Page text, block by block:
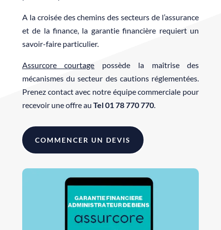
A la croisée des chemins des secteurs de l’assurance
et de la finance, la garantie financière requiert un
savoir-faire particulier.
Assurcore courtage possède la maîtrise des
mécanismes du secteur des cautions réglementées.
Prenez contact avec notre équipe commerciale pour
recevoir une offre au Tel 01 78 770 770.
COMMENCER UN DEVIS